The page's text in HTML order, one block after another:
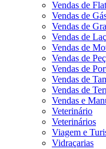
Vendas de Flat
Vendas de
Vendas de
Vendas de
Vendas de
Vendas de
Vendas de
Vendas de
Vendas de
Vendas e
Veterinário
Veterinários
Viagem e
Vidraçarias